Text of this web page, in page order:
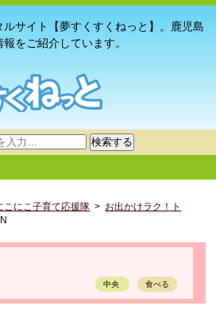
サイト【夢すくすくねっと】。鹿児島
をご紹介しています。
検索する
こにこ子育て応援隊 > お出かけラク！ト
中央 食べる